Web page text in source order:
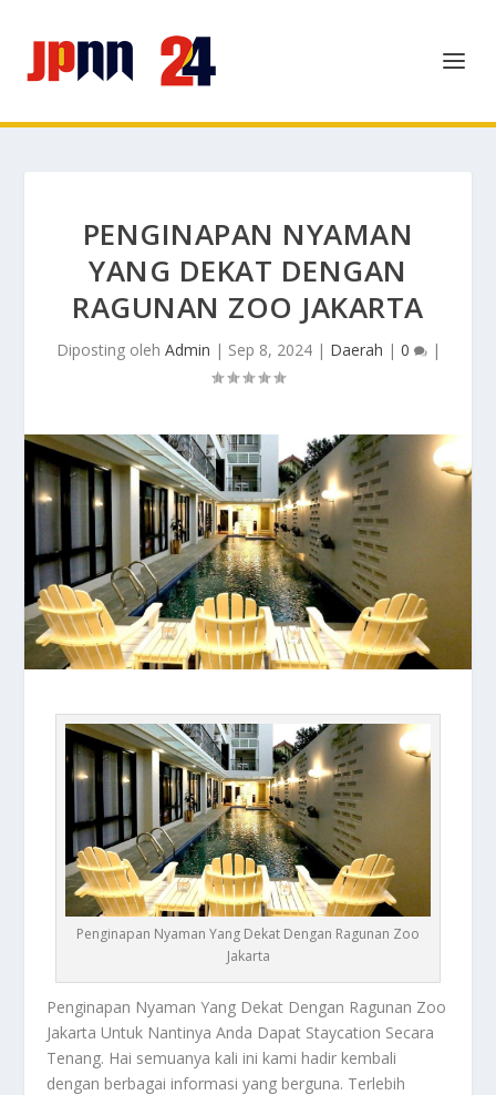
PENGINAPAN NYAMAN
YANG DEKAT DENGAN
RAGUNAN ZOO JAKARTA
Diposting oleh Admin | Sep 8, 2024| Daerah | 0 |
Penginapan Nyaman Yang Dekat Dengan Ragunan Zoo
Jakarta
Penginapan Nyaman Yang Dekat Dengan Ragunan Zoo
Jakarta Untuk Nantinya Anda Dapat Staycation Secara
Tenang. Hai semuanya kali ini kami hadir kembali
dengan berbagai informasi yang berguna. Terlebih